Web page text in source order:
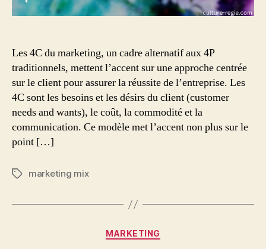
Les 4C du marketing, un cadre alternatif aux 4P
traditionnels, mettent l’accent sur une approche centrée
sur le client pour assurer la réussite de l’entreprise. Les
4C sont les besoins et les désirs du client (customer
needs and wants), le coût, la commodité et la
communication. Ce modèle met l’accent non plus sur le
point […]
Étiquettes
marketing mix
Catégories
MARKETING